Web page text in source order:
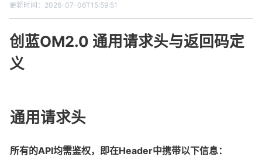
更新时间： 2026-07-06T15:59:51
创蓝OM2.0 通用请求头与返回码定
义
通用请求头
所有的API均需鉴权，即在Header中携带以下信息：